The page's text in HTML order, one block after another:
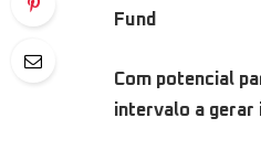
Fund
Com potencial
intervalo a gerar